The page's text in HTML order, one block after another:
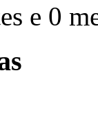
e 0